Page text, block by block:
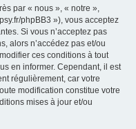
par « nous », « notre »,
phpBB3 »), vous acceptez
Si vous n’acceptez pas
alors n’accédez pas et/ou
ces conditions à tout
en informer. Cependant, il est
régulièrement, car votre
modification constitue votre
mises à jour et/ou